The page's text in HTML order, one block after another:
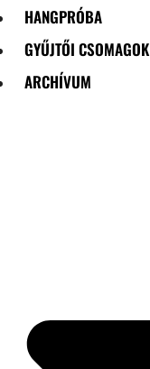
HANGPRÓBA
GYŰJTŐI CSOMAGOK
ARCHÍVUM